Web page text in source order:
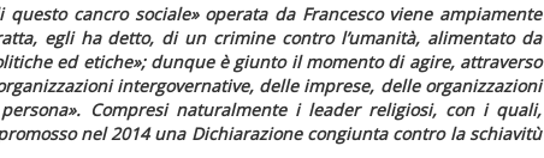
cancro sociale»operata da Francesco viene ampiamente
egli ha detto, di un crimine contro l’umanità, alimentato da
ed etiche»; dunque è giunto il momento di agire, attraverso
intergovernative, delle imprese, delle organizzazioni
. Compresi naturalmente i leader religiosi, con i quali,
nel 2014 una Dichiarazione congiunta contro la schiavitù